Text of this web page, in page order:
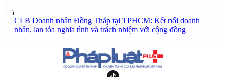
5
CLB Doanh nhân Đồng Tháp tại TPHCM: Kết nối doanh
nhân, lan tỏa nghĩa tình và trách nhiệm với cộng đồng